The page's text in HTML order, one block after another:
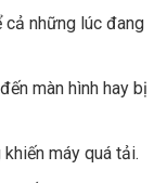
những lúc đang
màn hình hay bị
máy quá tải.